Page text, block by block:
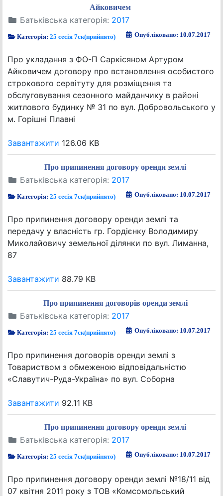
Айковичем
Батьківська категорія: 2017
Категорія:25 сесія 7ск(прийнято) Опубліковано: 10.07.2017
Про укладання з ФО-П Саркісяном Артуром
Айковичем договору про встановлення особистого
строкового сервітуту для розміщення та
обслуговування сезонного майданчику в районі
житлового будинку № 31 по вул. Добровольського у
м. Горішні Плавні
Завантажити 126.06 KB
Про припинення договору оренди землі
Батьківська категорія: 2017
Категорія:25 сесія 7ск(прийнято) Опубліковано: 10.07.2017
Про припинення договору оренди землі та
передачу у власність гр. Гордієнку Володимиру
Миколайовичу земельної ділянки по вул. Лиманна,
87
Завантажити 88.79 KB
Про припинення договорів оренди землі
Батьківська категорія: 2017
Категорія:25 сесія 7ск(прийнято) Опубліковано: 10.07.2017
Про припинення договорів оренди землі з
Товариством з обмеженою відповідальністю
«Славутич-Руда-Україна» по вул. Соборна
Завантажити 92.11 KB
Про припинення договору оренди землі
Батьківська категорія: 2017
Категорія:25 сесія 7ск(прийнято) Опубліковано: 10.07.2017
Про припинення договору оренди землі №18/11 від
07 квітня 2011 року з ТОВ «Комсомольський